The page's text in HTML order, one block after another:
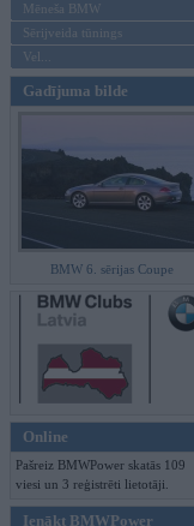
Mēneša BMW
Sērijveida tūnings
Vel...
Gadījuma bilde
BMW 6. sērijas Coupe
Online
Pašreiz BMWPower skatās 109
viesi un 3 reģistrēti lietotāji.
Ienākt BMWPower